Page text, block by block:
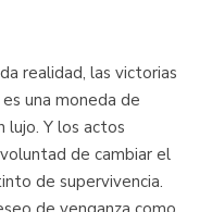
realidad, las victorias
una moneda de
lujo. Y los actos
de cambiar el
de supervivencia.